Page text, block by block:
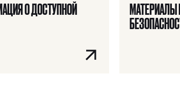
О ДОСТУПНОЙ
МАТЕРИАЛЫ